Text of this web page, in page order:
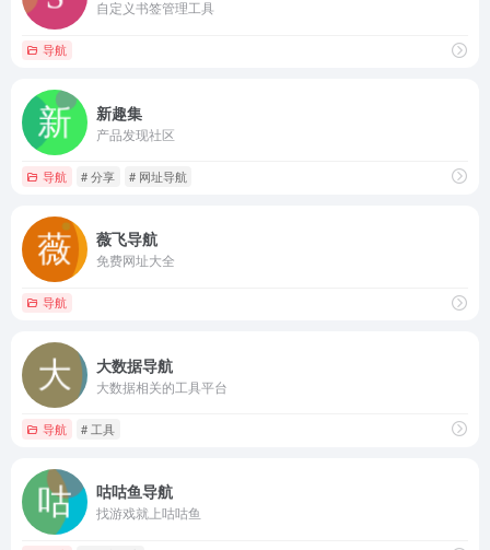
自定义书签管理工具
导航
新趣集
产品发现社区
导航 # 分享 # 网址导航
薇飞导航
免费网址大全
导航
大数据导航
大数据相关的工具平台
导航 # 工具
咕咕鱼导航
找游戏就上咕咕鱼